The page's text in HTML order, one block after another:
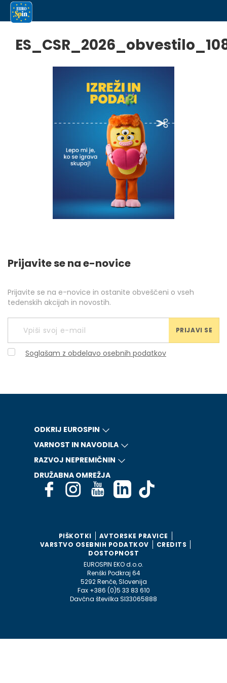
Prijavite se na e-novice
Prijavite se na e-novice in ostanite obveščeni o vseh
tedenskih akcijah in novostih.
PRIJAVI SE
Soglašam z obdelavo osebnih podatkov
ODKRIJ EUROSPIN
VARNOST IN NAVODILA
RAZVOJ NEPREMIČNIN
DRUŽABNA OMREŽJA
PIŠKOTKI
AVTORSKE PRAVICE
VARSTVO OSEBNIH PODATKOV
CREDITS
DOSTOPNOST
EUROSPIN EKO d.o.o.
Renški Podkraj 64
5292 Renče, Slovenija
Fax +386 (0)5 33 83 610
Davčna številka SI33065888